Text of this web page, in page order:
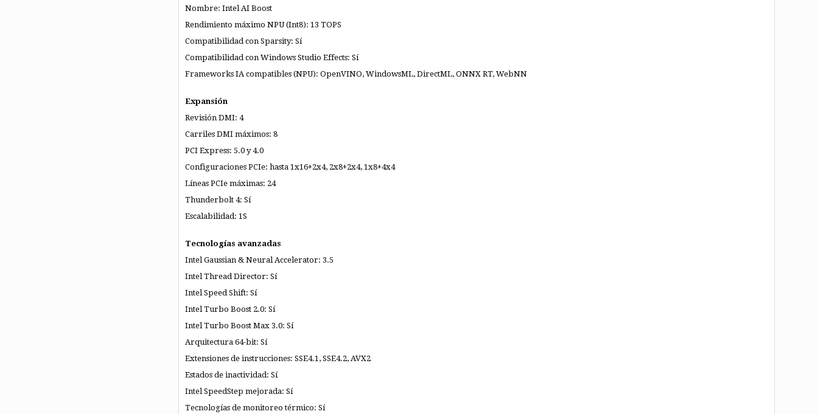
Nombre: Intel AI Boost
Rendimiento máximo NPU (Int8): 13 TOPS
Compatibilidad con Sparsity: Sí
Compatibilidad con Windows Studio Effects: Sí
Frameworks IA compatibles (NPU): OpenVINO, WindowsML, DirectML, ONNX RT, WebNN
Expansión
Revisión DMI: 4
Carriles DMI máximos: 8
PCI Express: 5.0 y 4.0
Configuraciones PCIe: hasta 1x16+2x4, 2x8+2x4, 1x8+4x4
Líneas PCIe máximas: 24
Thunderbolt 4: Sí
Escalabilidad: 1S
Tecnologías avanzadas
Intel Gaussian & Neural Accelerator: 3.5
Intel Thread Director: Sí
Intel Speed Shift: Sí
Intel Turbo Boost 2.0: Sí
Intel Turbo Boost Max 3.0: Sí
Arquitectura 64-bit: Sí
Extensiones de instrucciones: SSE4.1, SSE4.2, AVX2
Estados de inactividad: Sí
Intel SpeedStep mejorada: Sí
Tecnologías de monitoreo térmico: Sí